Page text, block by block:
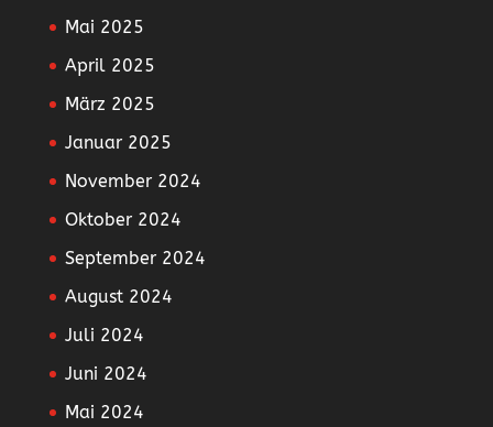
Mai 2025
April 2025
März 2025
Januar 2025
November 2024
Oktober 2024
September 2024
August 2024
Juli 2024
Juni 2024
Mai 2024